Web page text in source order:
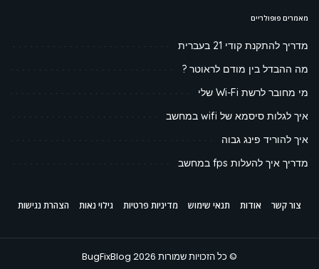
מאמרים פופולריים
מדריך להתקנת קודי 21 בעברית
מה ההבדל בין מודם לראוטר ?
מי מחובר לרשת Wi-Fi שלי
איך לגלות סיסמא של wifi במחשב
איך להוריד פינג גבוה
מדריך איך להעלות fps במחשב
צור קשר אודות תנאי שימוש מדיניות פרטיות גילוי נאות הצהרת נגישות
© כל הזכויות שמורות BugFixBlog 2026